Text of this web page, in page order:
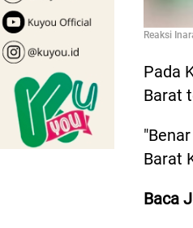
Reaksi
Pada
Barat
Barat
Baca